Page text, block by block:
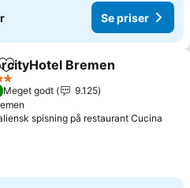
Se priser
Føj til favoritter
Bremen
Meget godt
9.125
spisning på restaurant Cucina